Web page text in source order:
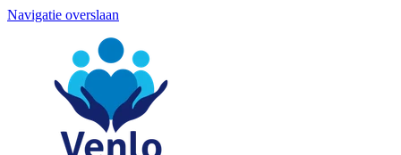
Navigatie overslaan